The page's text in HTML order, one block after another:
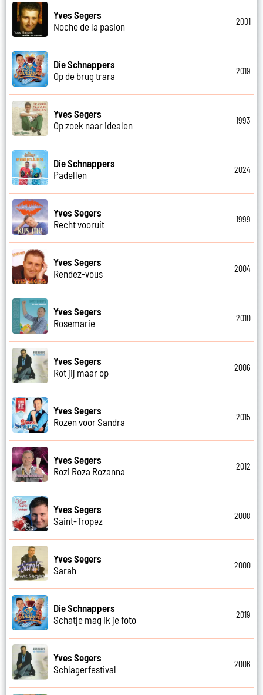
Yves Segers
Noche de la pasion
2001
Die Schnappers
Op de brug trara
2019
Yves Segers
Op zoek naar idealen
1993
Die Schnappers
Padellen
2024
Yves Segers
Recht vooruit
1999
Yves Segers
Rendez-vous
2004
Yves Segers
Rosemarie
2010
Yves Segers
Rot jij maar op
2006
Yves Segers
Rozen voor Sandra
2015
Yves Segers
Rozi Roza Rozanna
2012
Yves Segers
Saint-Tropez
2008
Yves Segers
Sarah
2000
Die Schnappers
Schatje mag ik je foto
2019
Yves Segers
Schlagerfestival
2006